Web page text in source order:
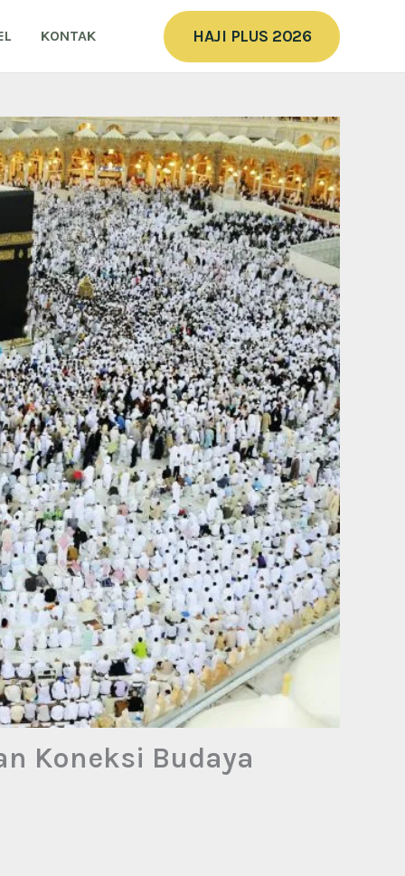
KONTAK HAJI PLUS 2026
Koneksi Budaya